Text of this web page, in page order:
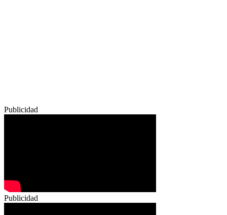
Publicidad
Publicidad